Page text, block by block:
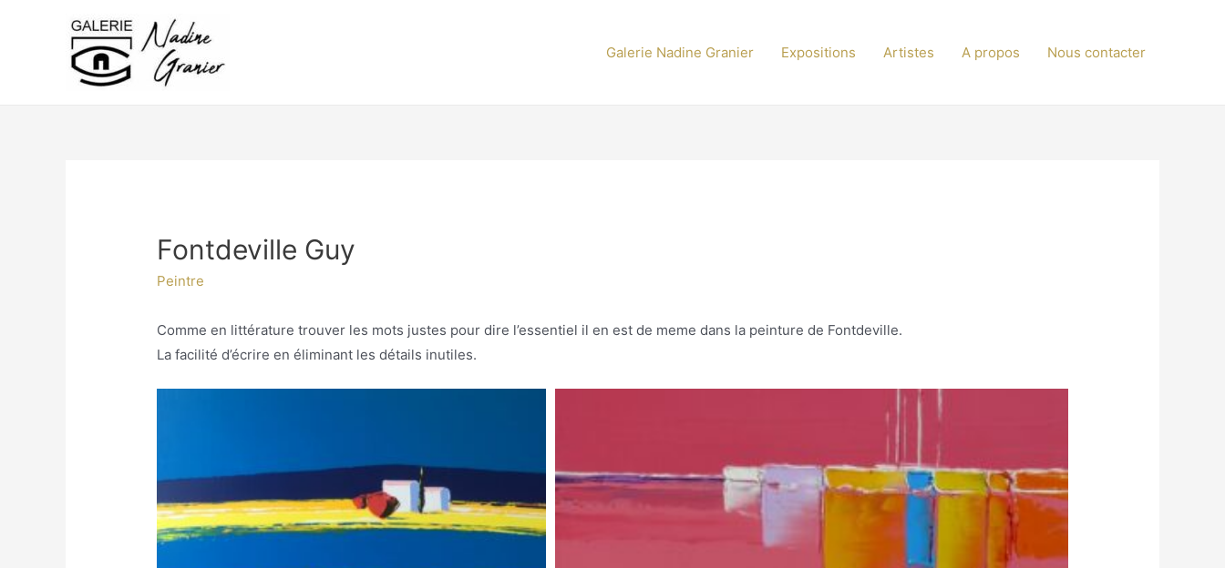
Galerie Nadine Granier Expositions Artistes A propos Nous contacter
Fontdeville Guy
Peintre
Comme en littérature trouver les mots justes pour dire l’essentiel il en est de meme dans la peinture de Fontdeville.
La facilité d’écrire en éliminant les détails inutiles.